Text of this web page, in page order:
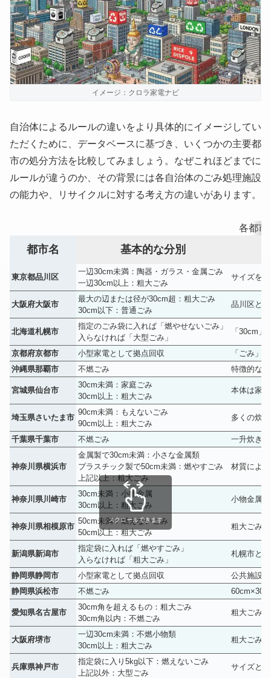
イメージ：クロラ家電ナビ
自治体によるルールの違いをより具体的にイメージしてい
ただくために、データベースに基づき、いくつかの主要都
市の処分方法を比較してみましょう。なぜこれほどまでに
ルールが違うのか、その背景には各自治体のごみ処理施設
の能力や、リサイクルに対する考え方の違いがあります。
各都市
都市名 基本的な分別
東京都品川区
一辺30cm未満：陶器・ガラス・金属ごみ
一辺30cm以上：粗大ごみ
サイズを
大阪府大阪市
最大の辺または径が30cm超：粗大ごみ
30cm以下：普通ごみ
品川区と
北海道札幌市
指定のごみ袋に入れば「燃やせないごみ」
入らなければ「大型ごみ」
「30cm
京都府京都市 小型家電として拠点回収
「ごみ」
沖縄県那覇市
不燃ごみ 特徴的な
宮城県仙台市
30cm未満：家庭ごみ
30cm以上：粗大ごみ
本体は家
埼玉県さいたま市
90cm未満：もえないごみ
90cm以上：粗大ごみ
多くの炊
千葉県千葉市 不燃ごみ 一升炊き
神奈川県横浜市
金属製で30cm未満：小さな金属類
プラスチック製で50cm未満：燃やすごみ
上記以上：粗大ごみ
材質によ
神奈川県川崎市
30cm未満：小物金属
30cm以上：粗大ごみ
小物金属
神奈川県相模原市
50cm未満：燃えないごみ
50cm以上：粗大ごみ
粗大ごみ
新潟県新潟市
指定袋に入れば「燃やすごみ」
入らなければ「粗大ごみ」
札幌市と
静岡県静岡市 小型家電として拠点回収
公共施設
静岡県浜松市
不燃ごみ
愛知県名古屋市
30cm角を超えるもの：粗大ごみ
30cm角以内：不燃ごみ
粗大ごみ
大阪府堺市
一辺30cm未満：不燃小物類
30cm以上：粗大ごみ
粗大ごみ
兵庫県神戸市
指定袋に入り5kg以下：燃えないごみ
上記以外：大型ごみ
サイズと
スクロールできます